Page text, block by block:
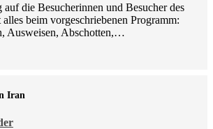
die Besucherinnen und Besucher des
beim vorgeschriebenen Programm:
Ausweisen, Abschotten,…
Iran